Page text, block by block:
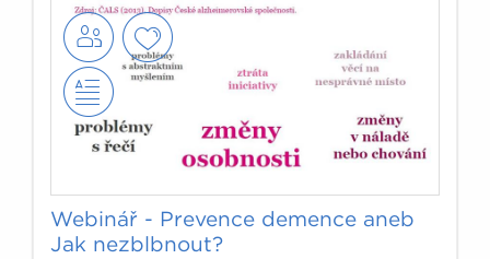
Webinář - Prevence demence aneb
Jak nezblbnout?